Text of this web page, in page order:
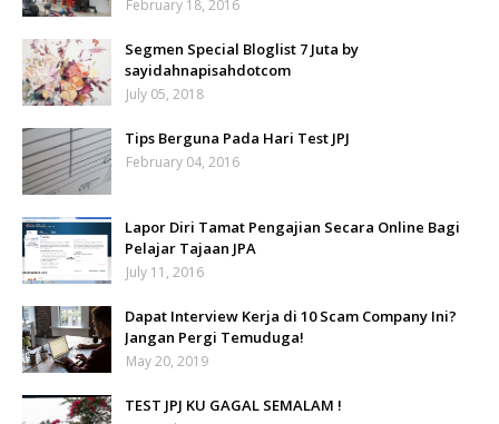
February 18, 2016
Segmen Special Bloglist 7 Juta by
sayidahnapisahdotcom
July 05, 2018
Tips Berguna Pada Hari Test JPJ
February 04, 2016
Lapor Diri Tamat Pengajian Secara Online Bagi
Pelajar Tajaan JPA
July 11, 2016
Dapat Interview Kerja di 10 Scam Company Ini?
Jangan Pergi Temuduga!
May 20, 2019
TEST JPJ KU GAGAL SEMALAM !